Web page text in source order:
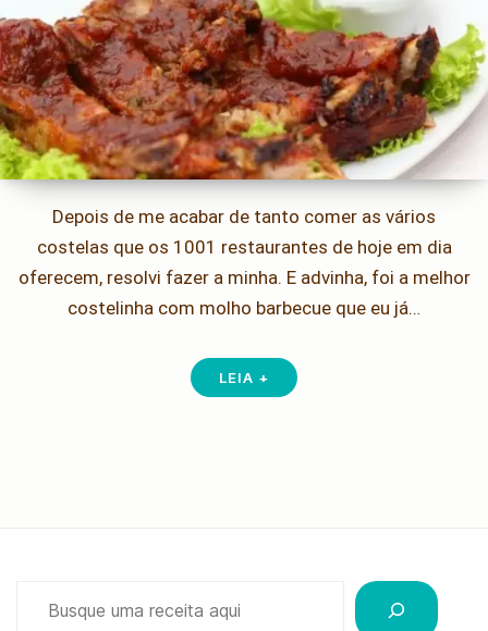
Depois de me acabar de tanto comer as vários
costelas que os 1001 restaurantes de hoje em dia
oferecem, resolvi fazer a minha. E advinha, foi a melhor
costelinha com molho barbecue que eu já…
LEIA +